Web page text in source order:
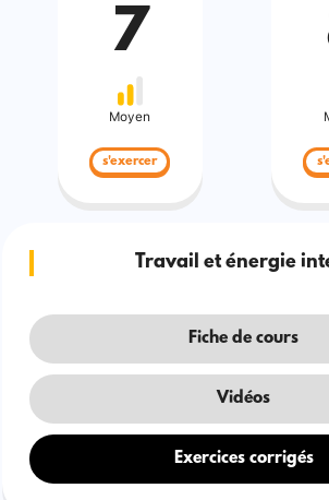
7
Moyen
s'exercer
Travail et énergie
Fiche de cours
Vidéos
Exercices corrigés